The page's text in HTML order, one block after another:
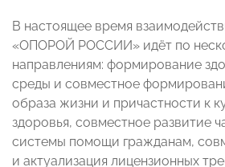
В настоящее время
«ОПОРОЙ РОССИИ» идёт по
направлениям: формирование
среды и совместное
образа жизни и причастности к
здоровья, совместное развитие
системы помощи гражданам,
и актуализация лицензионных